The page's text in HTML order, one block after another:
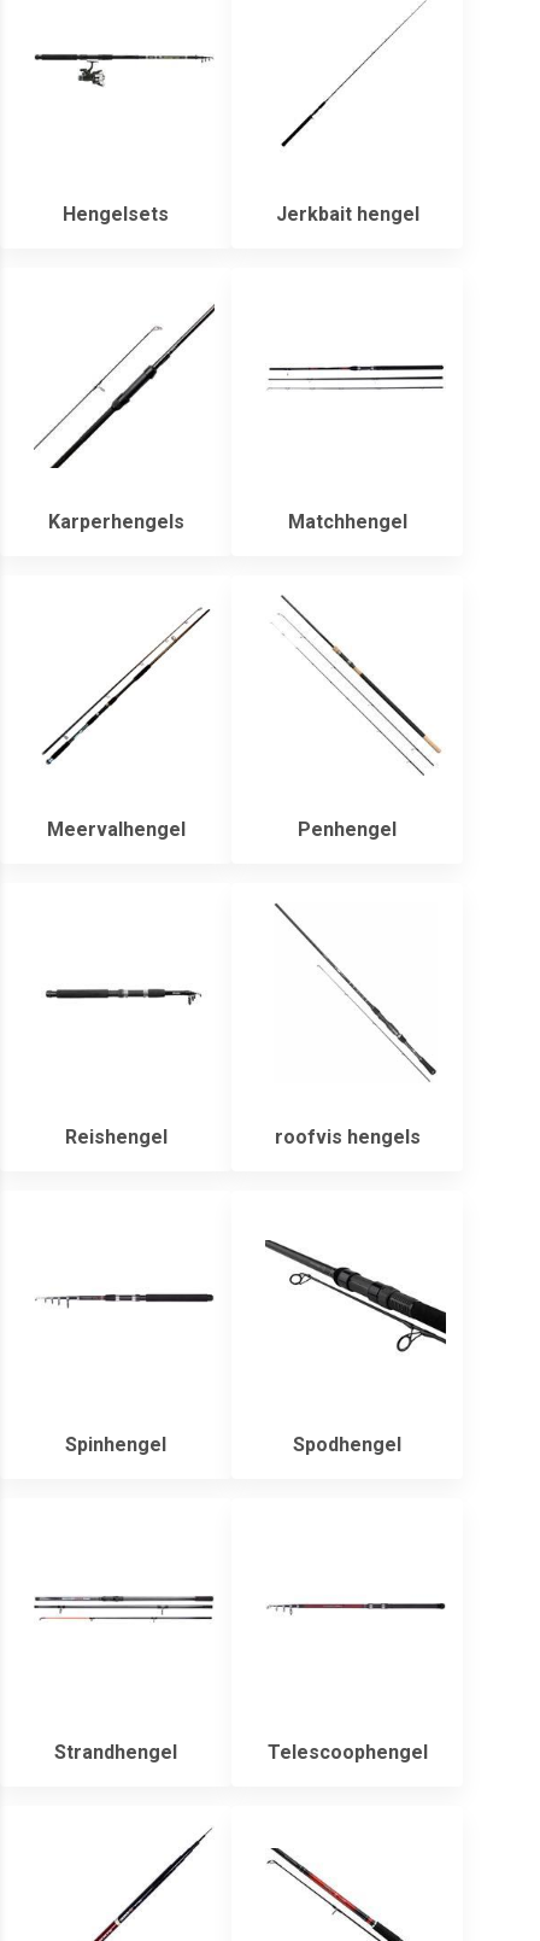
Hengelsets Jerkbait hengel
Karperhengels Matchhengel
Meervalhengel Penhengel
Reishengel roofvis hengels
Spinhengel Spodhengel
Strandhengel Telescoophengel